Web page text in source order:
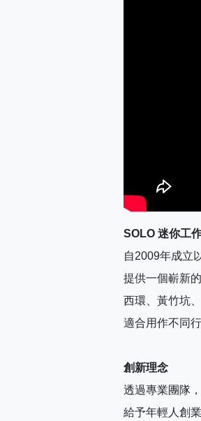
SOLO 迷你工
自2009年成立
提供一個嶄新
西環、黃竹坑
適合用作不同
創新理念
透過專業團隊
給予年輕人創